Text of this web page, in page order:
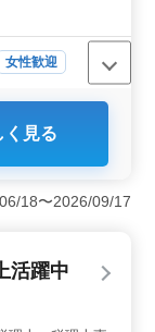
。 ぜひ今ま
女性歓迎
務は幅広
告書類の作
りま
で車通勤可
。長期のキ
く見る
18〜2026/09/17
活躍中